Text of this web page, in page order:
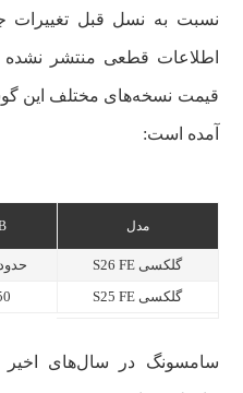
نسبت به نسل قبل تغییرات
اطلاعات قطعی منتشر
قیمت نسخه‌های مختلف این
آمده است:
مدل
گلکسی S26 FE حدود 650 دلار
گلکسی S25 FE
سامسونگ در سال‌های اخیر